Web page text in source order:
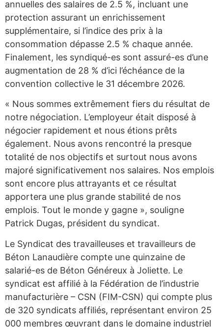
annuelles des salaires de 2.5 %, incluant une
protection assurant un enrichissement
supplémentaire, si l’indice des prix à la
consommation dépasse 2.5 % chaque année.
Finalement, les syndiqué-es sont assuré-es d’une
augmentation de 28 % d’ici l’échéance de la
convention collective le 31 décembre 2026.
« Nous sommes extrêmement fiers du résultat de
notre négociation. L’employeur était disposé à
négocier rapidement et nous étions prêts
également. Nous avons rencontré la presque
totalité de nos objectifs et surtout nous avons
majoré significativement nos salaires. Nos emplois
sont encore plus attrayants et ce résultat
apportera une plus grande stabilité de nos
emplois. Tout le monde y gagne », souligne
Patrick Dugas, président du syndicat.
Le Syndicat des travailleuses et travailleurs de
Béton Lanaudière compte une quinzaine de
salarié-es de Béton Généreux à Joliette. Le
syndicat est affilié à la Fédération de l’industrie
manufacturière – CSN (FIM-CSN) qui compte plus
de 320 syndicats affiliés, représentant environ 25
000 membres œuvrant dans le domaine industriel